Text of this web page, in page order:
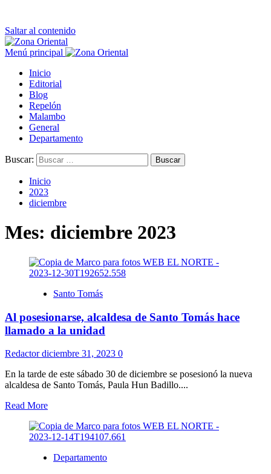
Saltar al contenido
Menú principal
Inicio
Editorial
Blog
Repelón
Malambo
General
Departamento
Buscar:
Inicio
2023
diciembre
Mes: diciembre 2023
Santo Tomás
Al posesionarse, alcaldesa de Santo Tomás hace
llamado a la unidad
Redactordiciembre 31, 2023 0
En la tarde de este sábado 30 de diciembre se posesionó la nueva
alcaldesa de Santo Tomás, Paula Hun Badillo....
Read More
Departamento